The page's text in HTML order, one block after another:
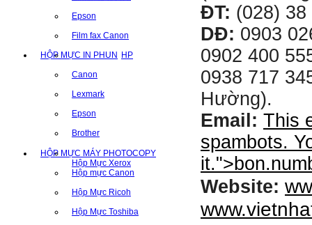
Epson
Film fax Canon
HỘP MỰC IN PHUN HP
Canon
Lexmark
Epson
Brother
HỘP MỰC MÁY PHOTOCOPY
Hộp Mực Xerox
Hộp mực Canon
Hộp Mực Ricoh
Hộp Mực Toshiba
ĐT: (028)
DĐ: 0903
0902 400
0938 717
Hường).
Email: This
spambots.
it.">
Website: